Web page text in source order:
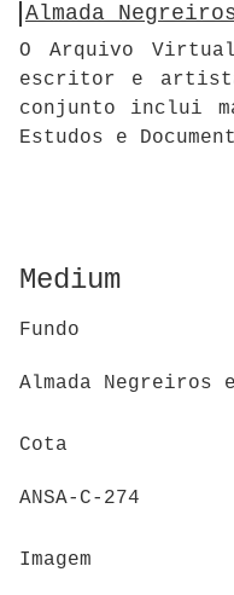
Almada
O Arquivo
escritor e artista
conjunto inclui
Estudos e
Medium
Fundo
Almada Negreiros
Cota
ANSA-C-274
Imagem